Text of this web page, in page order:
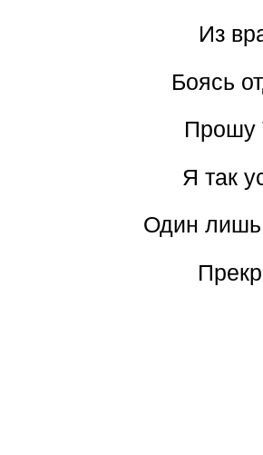
Из
Боясь
Прошу
Я так
Один